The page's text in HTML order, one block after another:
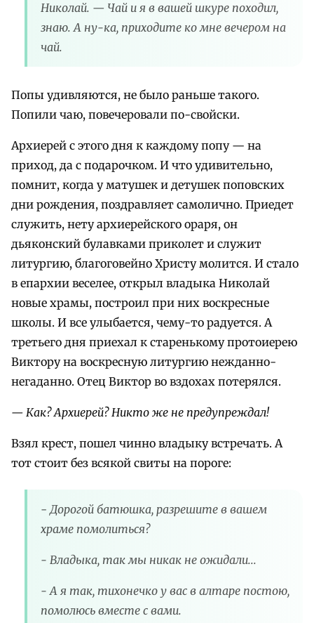
Николай. — Чай и я в вашей шкуре походил,
знаю. А ну-ка, приходите ко мне вечером на
чай.
Попы удивляются, не было раньше такого.
Попили чаю, повечеровали по-свойски.
Архиерей с этого дня к каждому попу — на
приход, да с подарочком. И что удивительно,
помнит, когда у матушек и детушек поповских
дни рождения, поздравляет самолично. Приедет
служить, нету архиерейского ораря, он
дьяконский булавками приколет и служит
литургию, благоговейно Христу молится. И стало
в епархии веселее, открыл владыка Николай
новые храмы, построил при них воскресные
школы. И все улыбается, чему-то радуется. А
третьего дня приехал к старенькому протоиерею
Виктору на воскресную литургию нежданно-
негаданно. Отец Виктор во вздохах потерялся.
— Как? Архиерей? Никто же не предупреждал!
Взял крест, пошел чинно владыку встречать. А
тот стоит без всякой свиты на пороге:
- Дорогой батюшка, разрешите в вашем
храме помолиться?
- Владыка, так мы никак не ожидали...
- А я так, тихонечко у вас в алтаре постою,
помолюсь вместе с вами.